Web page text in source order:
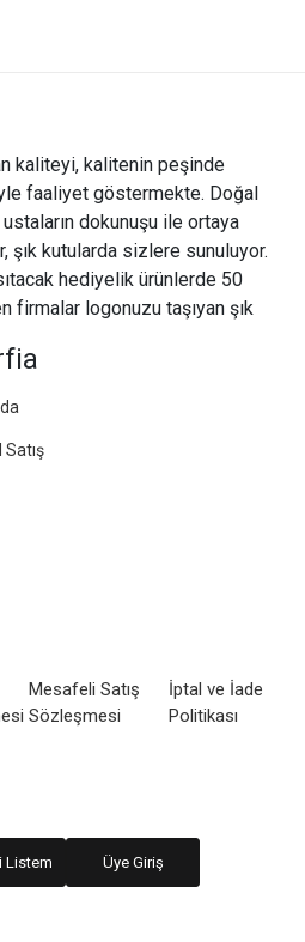
kaliteyi, kalitenin peşinde
faaliyet göstermekte. Doğal
dokunuşu ile ortaya
şık kutularda sizlere sunuluyor.
hediyelik ürünlerde 50
firmalar logonuzu taşıyan şık
Mesafeli Satış
Sözleşmesi
İptal ve İade
Politikası
Listem Üye Giriş